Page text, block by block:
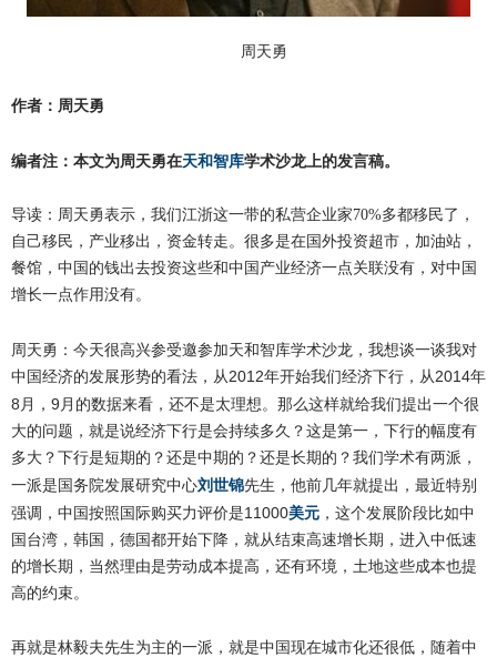
周天勇
作者：周天勇
编者注：本文为周天勇在天和智库学术沙龙上的发言稿。
导读：周天勇表示，我们江浙这一带的私营企业家70%多都移民了，
自己移民，产业移出，资金转走。很多是在国外投资超市，加油站，
餐馆，中国的钱出去投资这些和中国产业经济一点关联没有，对中国
增长一点作用没有。
周天勇：今天很高兴参受邀参加天和智库学术沙龙，我想谈一谈我对
中国经济的发展形势的看法，从2012年开始我们经济下行，从2014年
8 月， 9 月的数据来看，还不是太理想。那么这样就给我们提出一个很
大的问题，就是说经济下行是会持续多久？这是第一，下行的幅度有
多大？下行是短期的？还是中期的？还是长期的？我们学术有两派，
一派是国务院发展研究中心刘世锦先生，他前几年就提出，最近特别
强调，中国按照国际购买力评价是11000美元，这个发展阶段比如中
国台湾，韩国，德国都开始下降，就从结束高速增长期，进入中低速
的增长期，当然理由是劳动成本提高，还有环境，土地这些成本也提
高的约束。
再就是林毅夫先生为主的一派，就是中国现在城市化还很低，随着中